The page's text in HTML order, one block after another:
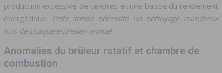
production excessive de cendres et une baisse du rendement
énergétique. Cette sonde nécessite un nettoyage minutieux
lors de chaque entretien annuel .
Anomalies du brûleur rotatif et chambre de
combustion